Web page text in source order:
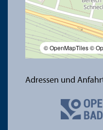
© OpenMapTiles©
Adressen und